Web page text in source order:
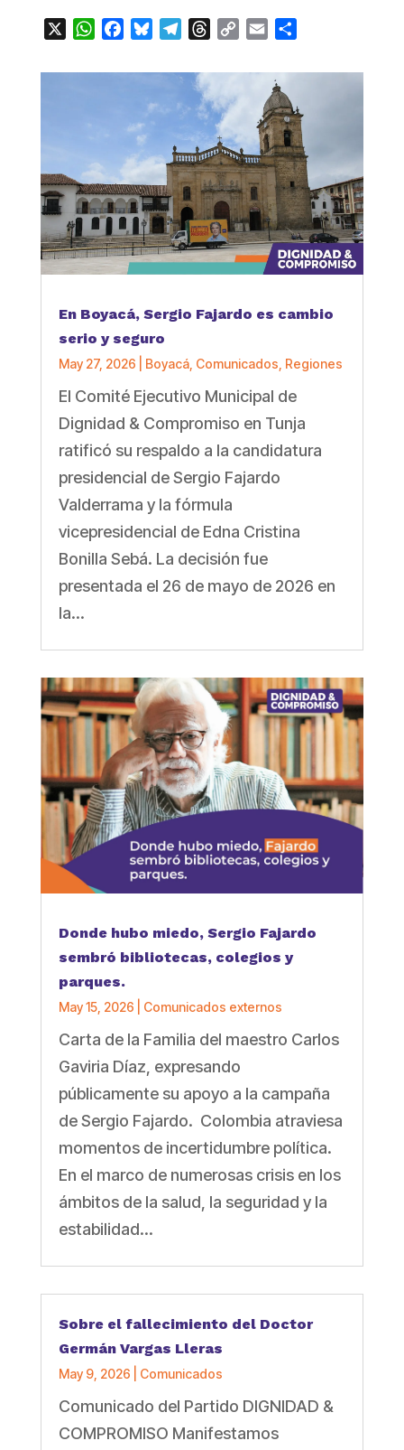
WhatsApp
FacebookBlueskyTelegramThreads
Copy Email
En Boyacá, Sergio Fajardo es cambio
serio y seguro
May 27, 2026 Boyacá, Comunicados Regiones
El Comité Ejecutivo Municipal de
Dignidad & Compromiso en Tunja
ratificó su respaldo a la candidatura
presidencial de Sergio Fajardo
Valderrama y la fórmula
vicepresidencial de Edna Cristina
Bonilla Sebá. La decisión fue
presentada el 26 de mayo de 2026 en
la...
Donde hubo miedo, Sergio Fajardo
sembró bibliotecas, colegios y
parques.
May 15, 2026 Comunicados externos
Carta de la Familia del maestro Carlos
Gaviria Díaz, expresando
públicamente su apoyo a la campaña
de Sergio Fajardo. Colombia atraviesa
momentos de incertidumbre política.
En el marco de numerosas crisis en los
ámbitos de la salud, la seguridad y la
estabilidad...
Sobre el fallecimiento del Doctor
Germán Vargas Lleras
May 9, 2026 Comunicados
Comunicado del Partido DIGNIDAD &
COMPROMISO Manifestamos